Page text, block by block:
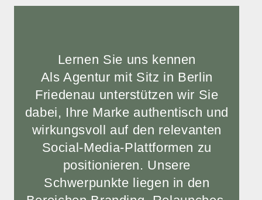
Lernen Sie uns kennen
Als Agentur mit Sitz in Berlin
Friedenau unterstützen wir Sie
dabei, Ihre Marke authentisch und
wirkungsvoll auf den relevanten
Social-Media-Plattformen zu
positionieren. Unsere
Schwerpunkte liegen in den